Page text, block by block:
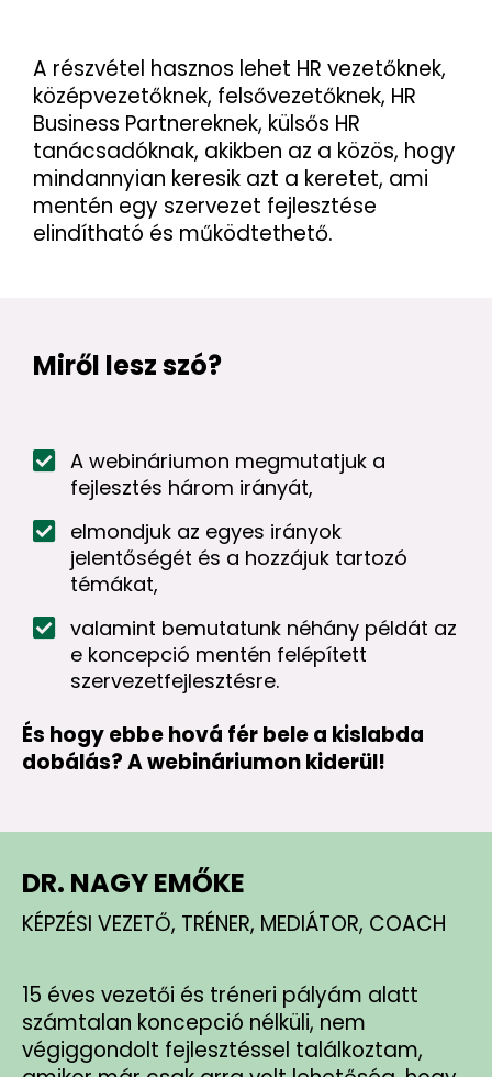
A részvétel hasznos lehet HR vezetőknek,
középvezetőknek, felsővezetőknek, HR
Business Partnereknek, külsős HR
tanácsadóknak, akikben az a közös, hogy
mindannyian keresik azt a keretet, ami
mentén egy szervezet fejlesztése
elindítható és működtethető.
Miről lesz szó?
A webináriumon megmutatjuk a
fejlesztés három irányát,
elmondjuk az egyes irányok
jelentőségét és a hozzájuk tartozó
témákat,
valamint bemutatunk néhány példát az
e koncepció mentén felépített
szervezetfejlesztésre.
És hogy ebbe hová fér bele a kislabda
dobálás? A webináriumon kiderül!
DR. NAGY EMŐKE
KÉPZÉSI VEZETŐ, TRÉNER, MEDIÁTOR, COACH
15 éves vezetői és tréneri pályám alatt
számtalan koncepció nélküli, nem
végiggondolt fejlesztéssel találkoztam,